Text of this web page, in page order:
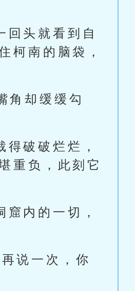
回头就看到自
柯南的脑袋，
角却缓缓勾
破破烂烂，
重负，此刻它
内的一切，
说一次，你